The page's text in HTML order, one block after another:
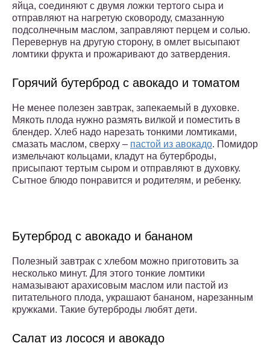
яйца, соединяют с двумя ложки тертого сыра и
отправляют на нагретую сковороду, смазанную
подсолнечным маслом, заправляют перцем и солью.
Перевернув на другую сторону, в омлет высыпают
ломтики фрукта и прожаривают до затвердения.
Горячий бутерброд с авокадо и томатом
Не менее полезен завтрак, запекаемый в духовке.
Мякоть плода нужно размять вилкой и поместить в
блендер. Хлеб надо нарезать тонкими ломтиками,
смазать маслом, сверху – пастой из авокадо. Помидор
измельчают кольцами, кладут на бутерброды,
присыпают тертым сыром и отправляют в духовку.
Сытное блюдо понравится и родителям, и ребенку.
Бутерброд с авокадо и бананом
Полезный завтрак с хлебом можно приготовить за
несколько минут. Для этого тонкие ломтики
намазывают арахисовым маслом или пастой из
питательного плода, украшают бананом, нарезанным
кружками. Такие бутерброды любят дети.
Салат из лосося и авокадо